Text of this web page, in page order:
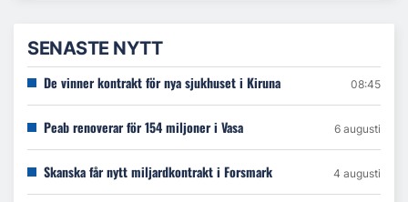
SENASTE NYTT
De vinner kontrakt för nya sjukhuset i Kiruna 08:45
Peab renoverar för 154 miljoner i Vasa 6 augusti
Skanska får nytt miljardkontrakt i Forsmark 4 augusti